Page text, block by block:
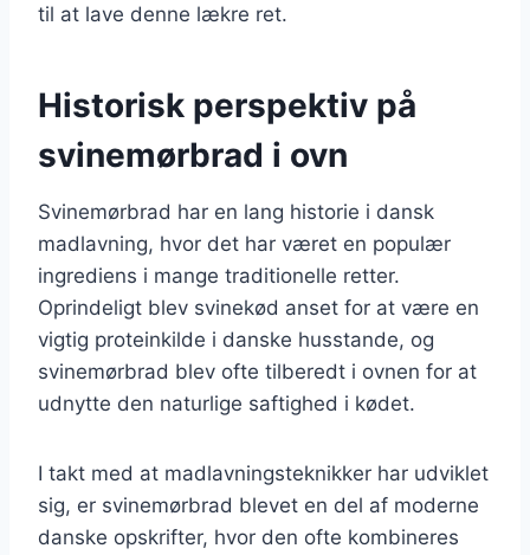
til at lave denne lækre ret.
Historisk perspektiv på
svinemørbrad i ovn
Svinemørbrad har en lang historie i dansk
madlavning, hvor det har været en populær
ingrediens i mange traditionelle retter.
Oprindeligt blev svinekød anset for at være en
vigtig proteinkilde i danske husstande, og
svinemørbrad blev ofte tilberedt i ovnen for at
udnytte den naturlige saftighed i kødet.
I takt med at madlavningsteknikker har udviklet
sig, er svinemørbrad blevet en del af moderne
danske opskrifter, hvor den ofte kombineres